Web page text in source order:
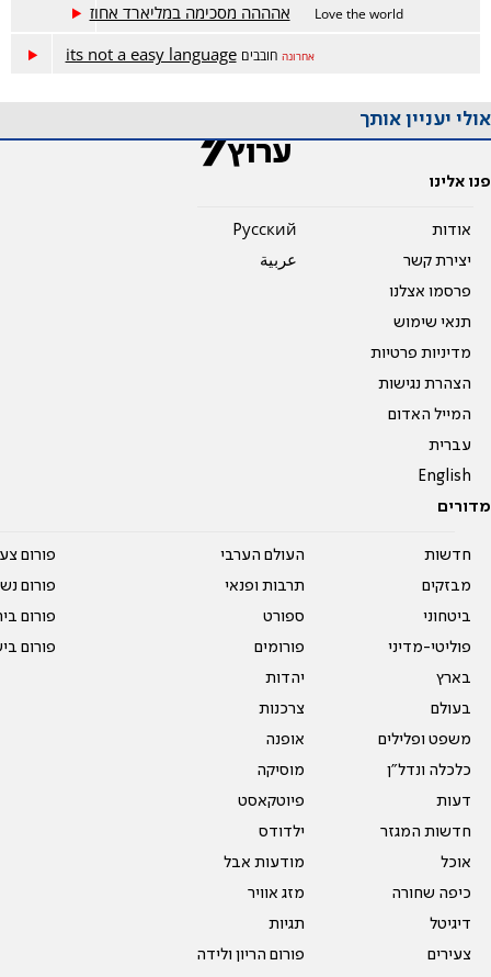
אהההה מסכימה במליארד אחוז Love the world
its not a easy language חובבים אחרונה
אולי יעניין אותך
פנו אלינו
אודות
יצירת קשר
פרסמו אצלנו
תנאי שימוש
מדיניות פרטיות
הצהרת נגישות
המייל האדום
עברית
English
Pусский
عربية
מדורים
חדשות
מבזקים
ביטחוני
פוליטי-מדיני
בארץ
בעולם
משפט ופלילים
כלכלה ונדל"ן
דעות
חדשות המגזר
אוכל
כיפה שחורה
דיגיטל
צעירים
העולם הערבי
תרבות ופנאי
ספורט
פורומים
יהדות
צרכנות
אופנה
מוסיקה
פיוטקאסט
ילדודס
מודעות אבל
מזג אוויר
תגיות
פורום הריון ולידה
פורום
פורום
פורום
פורום